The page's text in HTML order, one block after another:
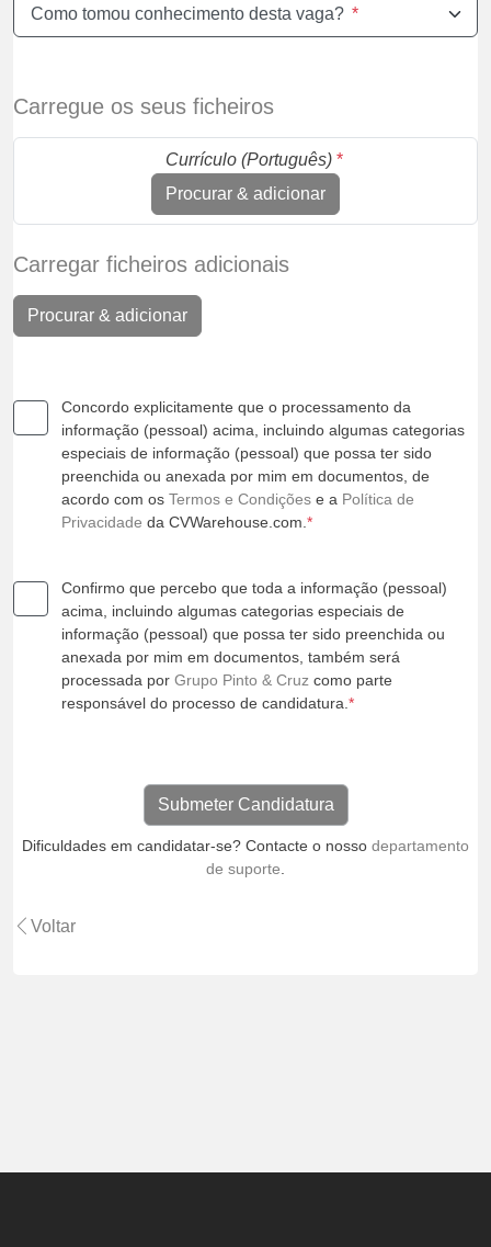
Como tomou conhecimento desta vaga? *
Carregue os seus ficheiros
Currículo (Português) *
Procurar & adicionar
Carregar ficheiros adicionais
Procurar & adicionar
Concordo explicitamente que o processamento da
informação (pessoal) acima, incluindo algumas categorias
especiais de informação (pessoal) que possa ter sido
preenchida ou anexada por mim em documentos, de
acordo com os Termos e Condições e a Política de
Privacidade da CVWarehouse.com. *
Confirmo que percebo que toda a informação (pessoal)
acima, incluindo algumas categorias especiais de
informação (pessoal) que possa ter sido preenchida ou
anexada por mim em documentos, também será
processada por Grupo Pinto & Cruz como parte
responsável do processo de candidatura.*
Dificuldades em candidatar-se? Contacte o nosso departamento
de suporte.
Voltar